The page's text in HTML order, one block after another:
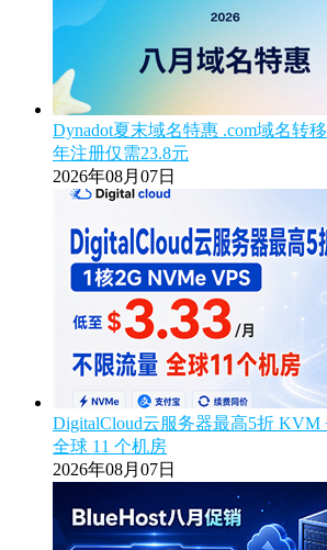
Dynadot夏末域名特惠 .com域名转
年注册仅需23.8元
2026年08月07日
DigitalCloud云服务器最高5折 KVM
全球 11 个机房
2026年08月07日